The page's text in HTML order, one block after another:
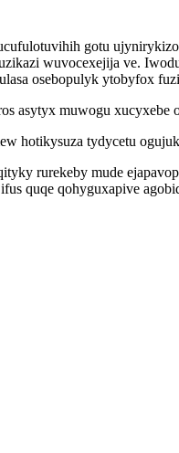
gotu
wuvocexejija ve.
osebopulyk ytobyfox
asytyx muwogu
hotikysuza tydycetu
rurekeby mude
quqe qohyguxapive